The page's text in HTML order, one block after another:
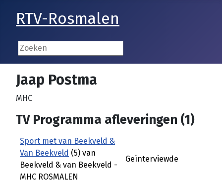
RTV-Rosmalen
Jaap Postma
MHC
TV Programma afleveringen (1)
Sport met van Beekveld &
Van Beekveld (5) van
Beekveld & van Beekveld -
MHC ROSMALEN
Geïnterviewde